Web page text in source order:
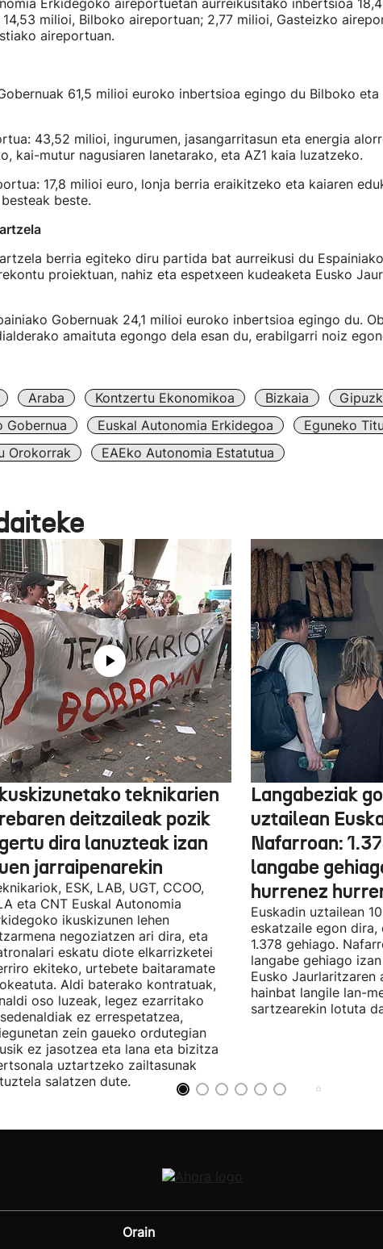
Erkidegoko aireportuetan aurreikusitako inbertsioa
milioi, Bilboko aireportuan; 2,77 milioi, Gasteizko
aireportuan.
61,5 milioi euroko inbertsioa egingo du Bilboko eta
43,52 milioi, ingurumen, jasangarritasun eta energia
kai-mutur nagusiaren lanetarako, eta AZ1 kaia luzatzeko.
17,8 milioi euro, lonja berria eraikitzeko eta kaiaren
beste.
berria egiteko diru partida bat aurreikusi du
proiektuan, nahiz eta espetxeen kudeaketa Eusko
Gobernuak 24,1 milioi euroko inbertsioa egingo du.
amaituta egongo dela esan du, erabilgarri noiz
Araba Kontzertu Ekonomikoa Bizkaia
Gobernua
Euskal Autonomia Erkidegoa
Eguneko
Orokorrak
EAEko Autonomia Estatutua
teknikarien
deitzaileak pozik
dira lanuzteak izan
jarraipenarekin
ESK, LAB, UGT, CCOO,
eta CNT Euskal Autonomia
ikuskizunen lehen
negoziatzen ari dira, eta
eskatu diote elkarrizketei
ekiteko, urtebete baitaramate
Aldi baterako kontratuak,
oso luzeak, legez ezarritako
ez errespetatzea,
zein gaueko ordutegian
ez jasotzea eta lana eta bizitza
uztartzeko zailtasunak
salatzen dute.
Langabeziak
uztailean
Nafarroan:
langabe
hurrenez
Euskadin uztailean
eskatzaile egon dira,
1.378 gehiago.
langabe gehiago
Eusko Jaurlaritzaren
hainbat langile lan-
sartzearekin lotuta
Orain